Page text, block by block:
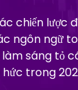
lược
ngôn ngữ
sáng
trong